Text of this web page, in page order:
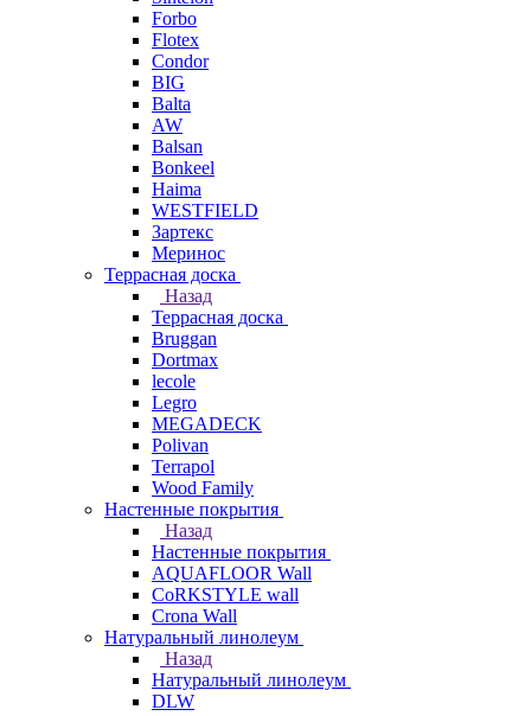
Forbo
Flotex
Condor
BIG
Balta
AW
Balsan
Bonkeel
Haima
WESTFIELD
Зартекс
Меринос
Террасная доска
Назад
Террасная доска
Bruggan
Dortmax
lecole
Legro
MEGADECK
Polivan
Terrapol
Wood Family
Настенные покрытия
Назад
Настенные покрытия
AQUAFLOOR Wall
CoRKSTYLE wall
Crona Wall
Натуральный линолеум
Назад
Натуральный линолеум
DLW